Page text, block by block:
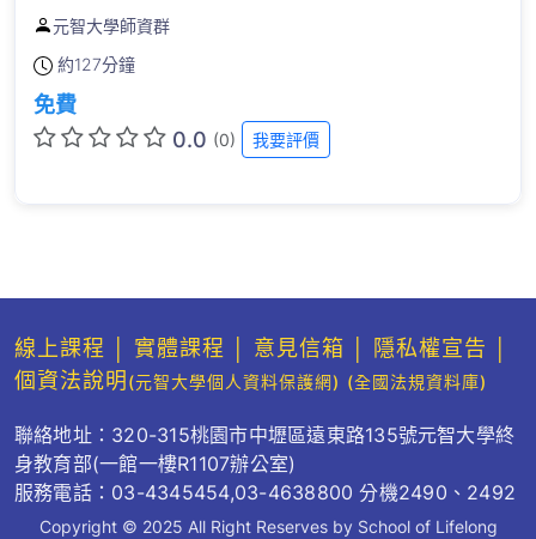
元智大學師資群
約127分鐘
免費
0.0 (0) 我要評價
線上課程 實體課程 意見信箱 隱私權宣告
個資法說明 (元智大學個人資料保護網) (全國法規資料庫)
聯絡地址：320-315桃園市中壢區遠東路135號元智大學終
身教育部(一館一樓R1107辦公室)
服務電話：03-4345454,03-4638800 分機2490、2492
Copyright © 2025 All Right Reserves by School of Lifelong